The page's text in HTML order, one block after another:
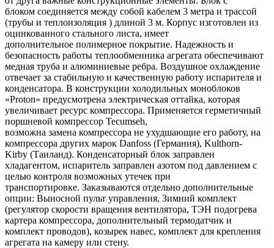
блоком соединяется между собой кабелем 3 метра и трассой
(трубы и теплоизоляция ) длиной 3 м. Корпус изготовлен из
оцинкованного стального листа, имеет
дополнительное полимерное покрытие. Надежность и
безопасность работы теплообменника агрегата обеспечивают
медная труба и алюминиевые ребра. Воздушное охлаждение
отвечает за стабильную и качественную работу испарителя и
конденсатора. В конструкции холодильных моноблоков
«Proton» предусмотрена электрическая оттайка, которая
увеличивает ресурс компрессора. Применяется герметичный
поршневой компрессор Tecumseh,
возможна замена компрессора не ухудшающие его работу, на
компрессора других марок Danfoss (Германия), Kulthorn-
Kirby (Таиланд). Конденсаторный блок заправлен
хладагентом, испаритель заправлен азотом под давлением с
целью контроля возможных утечек при
транспортировке. Заказываются отдельно дополнительные
опции: Выносной пульт управления, Зимний комплект
(регулятор скорости вращения вентилятора, ТЭН подогрева
картера компрессора, дополнительный термодатчик и
комплект проводов), козырек навес, комплект для крепления
агрегата на камеру или стену.